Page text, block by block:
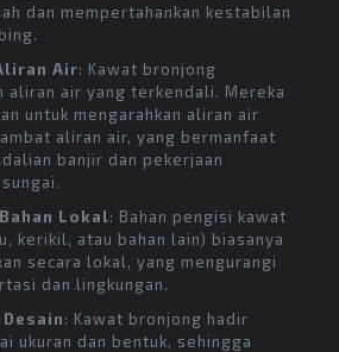
dan mempertahankan kestabilan
Air: Kawat bronjong
aliran air yang terkendali. Mereka
untuk mengarahkan aliran air
aliran air, yang bermanfaat
banjir dan pekerjaan
Lokal: Bahan pengisi kawat
kerikil, atau bahan lain) biasanya
secara lokal, yang mengurangi
dan lingkungan.
: Kawat bronjong hadir
ukuran dan bentuk, sehingga